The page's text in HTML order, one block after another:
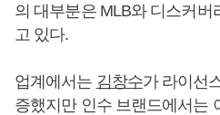
의 대부분은 MLB와 디스커
고 있다.
업계에서는 김창수가 라이선
증했지만 인수 브랜드에서는